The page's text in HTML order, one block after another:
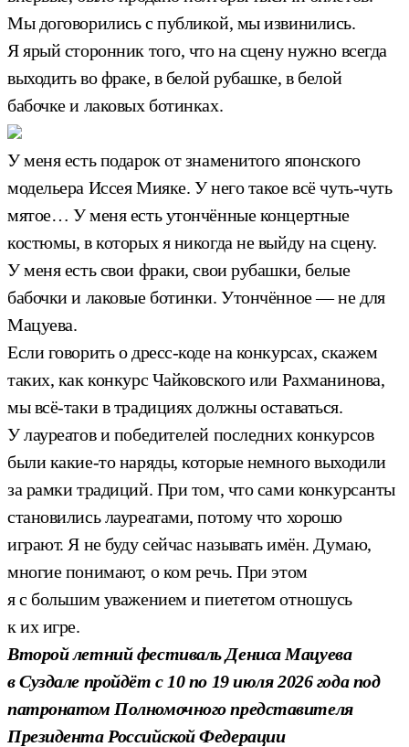
Мы договорились с публикой, мы извинились.
Я ярый сторонник того, что на сцену нужно всегда
выходить во фраке, в белой рубашке, в белой
бабочке и лаковых ботинках.
У меня есть подарок от знаменитого японского
модельера Иссея Мияке. У него такое всё чуть-чуть
мятое… У меня есть утончённые концертные
костюмы, в которых я никогда не выйду на сцену.
У меня есть свои фраки, свои рубашки, белые
бабочки и лаковые ботинки. Утончённое — не для
Мацуева.
Если говорить о дресс-коде на конкурсах, скажем
таких, как конкурс Чайковского или Рахманинова,
мы всё-таки в традициях должны оставаться.
У лауреатов и победителей последних конкурсов
были какие-то наряды, которые немного выходили
за рамки традиций. При том, что сами конкурсанты
становились лауреатами, потому что хорошо
играют. Я не буду сейчас называть имён. Думаю,
многие понимают, о ком речь. При этом
я с большим уважением и пиететом отношусь
к их игре.
Второй летний фестиваль Дениса Мацуева
в Суздале пройдёт с 10 по 19 июля 2026 года под
патронатом Полномочного представителя
Президента Российской Федерации